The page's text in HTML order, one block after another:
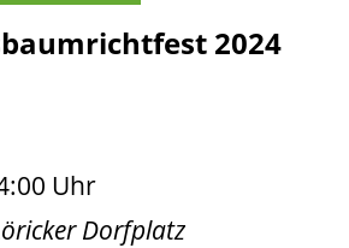
2024
Uhr
Dorfplatz